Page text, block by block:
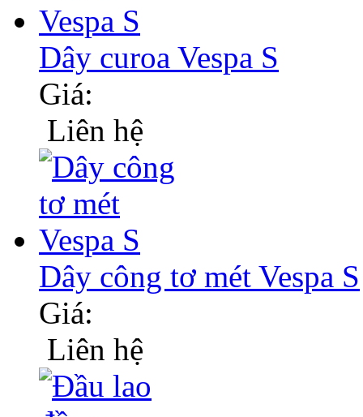
Dây curoa Vespa S
Giá:
Liên hệ
Dây công tơ mét Vespa S
Giá:
Liên hệ